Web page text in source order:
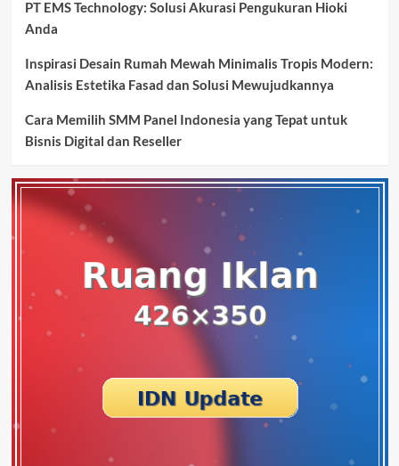
PT EMS Technology: Solusi Akurasi Pengukuran Hioki
Anda
Inspirasi Desain Rumah Mewah Minimalis Tropis Modern:
Analisis Estetika Fasad dan Solusi Mewujudkannya
Cara Memilih SMM Panel Indonesia yang Tepat untuk
Bisnis Digital dan Reseller